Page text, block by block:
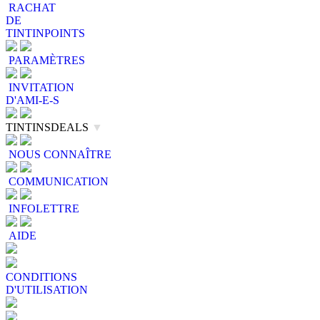
RACHAT
DE
TINTINPOINTS
PARAMÈTRES
INVITATION
D'AMI-E-S
TINTINSDEALS ▼
NOUS CONNAÎTRE
COMMUNICATION
INFOLETTRE
AIDE
CONDITIONS
D'UTILISATION